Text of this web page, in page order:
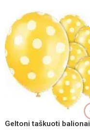
Geltoni taškuoti balionai